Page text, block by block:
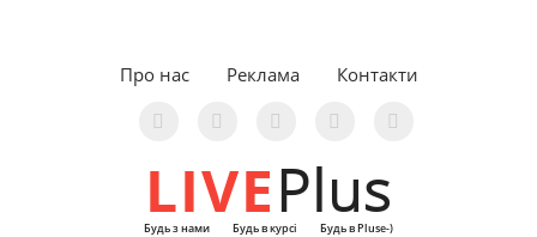
Про нас Реклама Контакти
LIVEPlus
Будь з нами Будь в курсі Будь в Pluse-)